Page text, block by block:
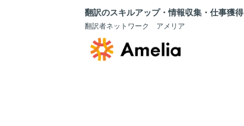
翻訳のスキルアップ・情報収集・仕事獲得
翻訳者ネットワーク アメリア